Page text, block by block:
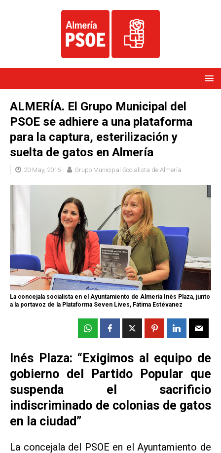
ALMERÍA. El Grupo Municipal del
PSOE se adhiere a una plataforma
para la captura, esterilización y
suelta de gatos en Almería
20 May, 2016 Grupo Municipal Socialista de Almería
La concejala socialista en el Ayuntamiento de Almería Inés Plaza, junto
a la portavoz de la Plataforma Seven Lives, Fátima Estévanez
Inés Plaza: “Exigimos al equipo de
gobierno del Partido Popular que
suspenda el sacrificio
indiscriminado de colonias de gatos
en la ciudad”
La concejala del PSOE en el Ayuntamiento de